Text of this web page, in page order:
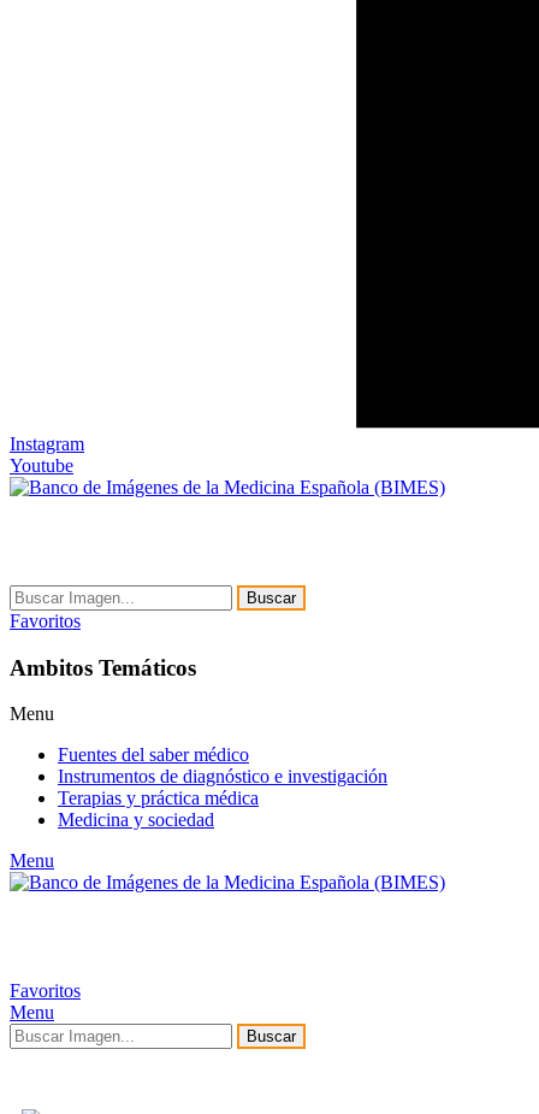
Instagram
Youtube
Buscar
Favoritos
Ambitos Temáticos
Menu
Fuentes del saber médico
Instrumentos de diagnóstico e investigación
Terapias y práctica médica
Medicina y sociedad
Menu
Favoritos
Menu
Buscar